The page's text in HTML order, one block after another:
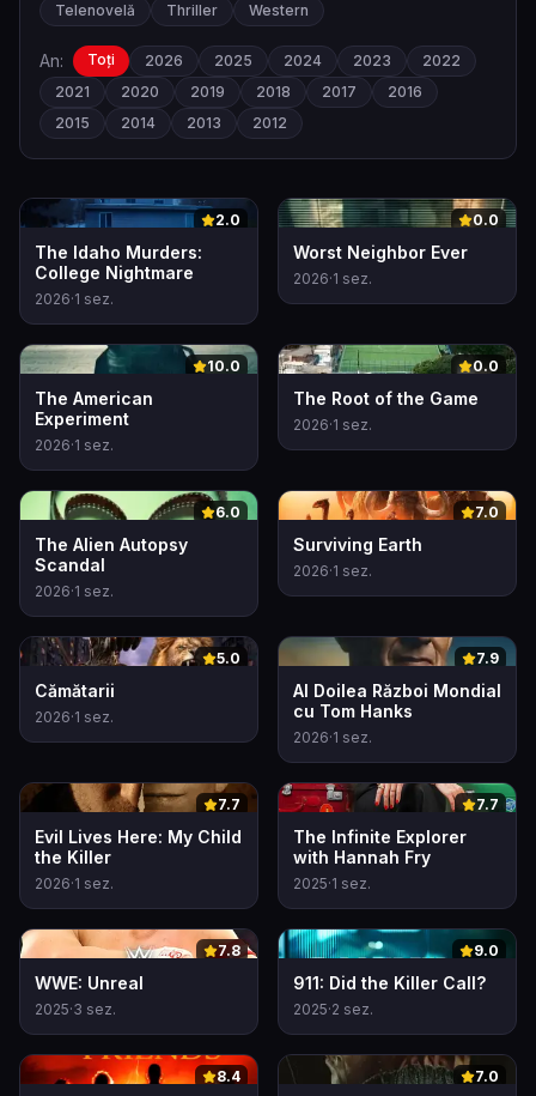
Telenovelă
Thriller Western
An: Toți 2026 2025 2024 2023
2022
2021
2020 2019 2018 2017
2016
2015
2014 2013 2012
0 2.0
The Idaho Murders:
College Nightmare
2026·1 sez.
0 0.0
Worst Neighbor Ever
2026·1 sez.
0 10.0
The American
Experiment
2026·1 sez.
0 0.0
The Root of the Game
2026·1 sez.
0 6.0
The Alien Autopsy
Scandal
2026·1 sez.
0 7.0
Surviving Earth
2026·1 sez.
0 5.0
Cămătarii
2026·1 sez.
0 7.9
Al Doilea Război Mondial
cu Tom Hanks
2026·1 sez.
0 7.7
Evil Lives Here: My Child
the Killer
2026·1 sez.
0 7.7
The Infinite Explorer
with Hannah Fry
2025·1 sez.
0 7.8
WWE: Unreal
2025·3 sez.
0 9.0
911: Did the Killer Call?
2025·2 sez.
0 8.4 0 7.0